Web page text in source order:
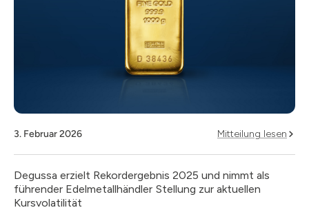
3. Februar 2026 Mitteilung lesen
Degussa erzielt Rekordergebnis 2025 und nimmt als
führender Edelmetallhändler Stellung zur aktuellen
Kursvolatilität